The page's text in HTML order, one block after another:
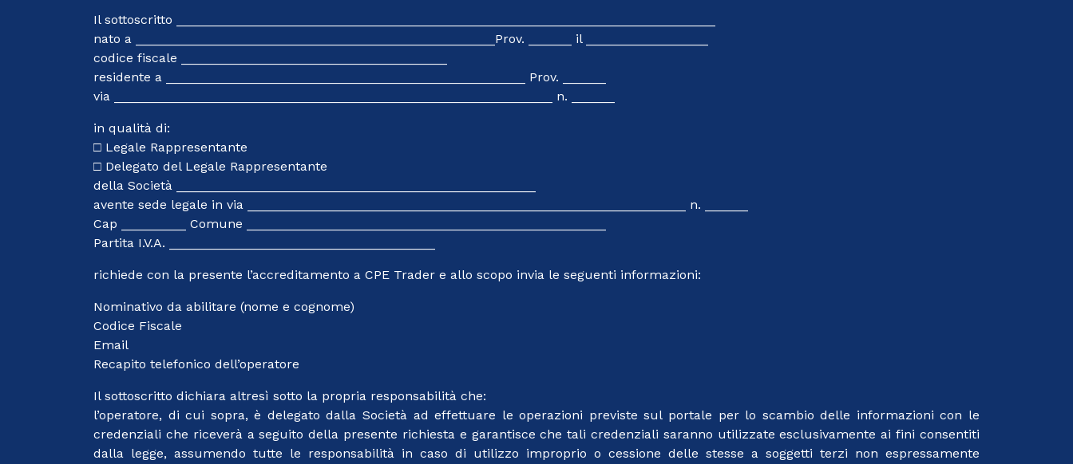
Il sottoscritto ___________________________________________________________________________
nato a __________________________________________________Prov. ______ il _________________
codice fiscale _____________________________________
residente a __________________________________________________ Prov. ______
via _____________________________________________________________ n. ______
in qualità di:
□ Legale Rappresentante
□ Delegato del Legale Rappresentante
della Società __________________________________________________
avente sede legale in via _____________________________________________________________ n. ______
Cap _________ Comune __________________________________________________
Partita I.V.A. _____________________________________
richiede con la presente l’accreditamento a CPE Trader e allo scopo invia le seguenti informazioni:
Nominativo da abilitare (nome e cognome)
Codice Fiscale
Email
Recapito telefonico dell’operatore
Il sottoscritto dichiara altresì sotto la propria responsabilità che:
l’operatore, di cui sopra, è delegato dalla Società ad effettuare le operazioni previste sul portale per lo scambio delle informazioni con le
credenziali che riceverà a seguito della presente richiesta e garantisce che tali credenziali saranno utilizzate esclusivamente ai fini consentiti
dalla legge, assumendo tutte le responsabilità in caso di utilizzo improprio o cessione delle stesse a soggetti terzi non espressamente